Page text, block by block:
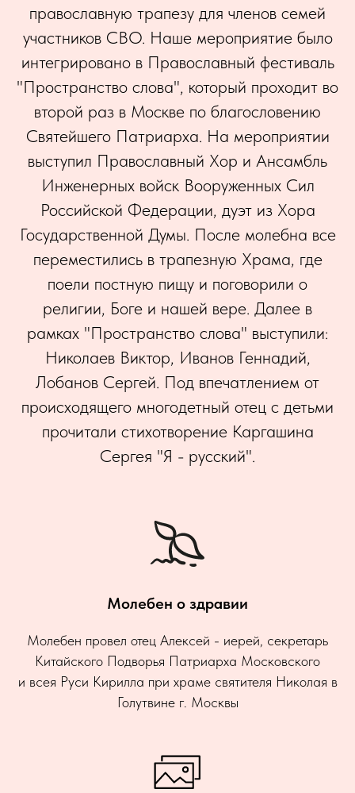
православную трапезу для членов семей
участников СВО. Наше мероприятие было
интегрировано в Православный фестиваль
"Пространство слова", который проходит во
второй раз в Москве по благословению
Святейшего Патриарха. На мероприятии
выступил Православный Хор и Ансамбль
Инженерных войск Вооруженных Сил
Российской Федерации, дуэт из Хора
Государственной Думы. После молебна все
переместились в трапезную Храма, где
поели постную пищу и поговорили о
религии, Боге и нашей вере. Далее в
рамках "Пространство слова" выступили:
Николаев Виктор, Иванов Геннадий,
Лобанов Сергей. Под впечатлением от
происходящего многодетный отец с детьми
прочитали стихотворение Каргашина
Сергея "Я - русский".
Молебен о здравии
Молебен провел отец Алексей - иерей, секретарь
Китайского Подворья Патриарха Московского
и всея Руси Кирилла при храме святителя Николая в
Голутвине г. Москвы